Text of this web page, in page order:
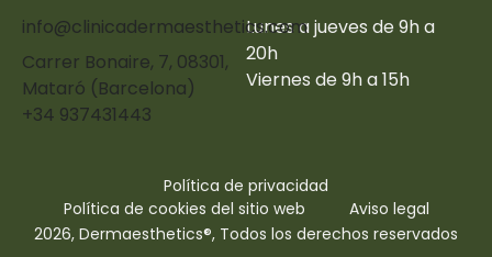
Lunes a jueves de 9h a
20h
Viernes de 9h a 15h
+34 937431443
info@clinicadermaesthetics.com
Carrer Bonaire, 7, 08301,
Mataró (Barcelona)
Política de privacidad
Política de cookies del sitio web
Aviso legal
2026, Dermaesthetics®, Todos los derechos reservados